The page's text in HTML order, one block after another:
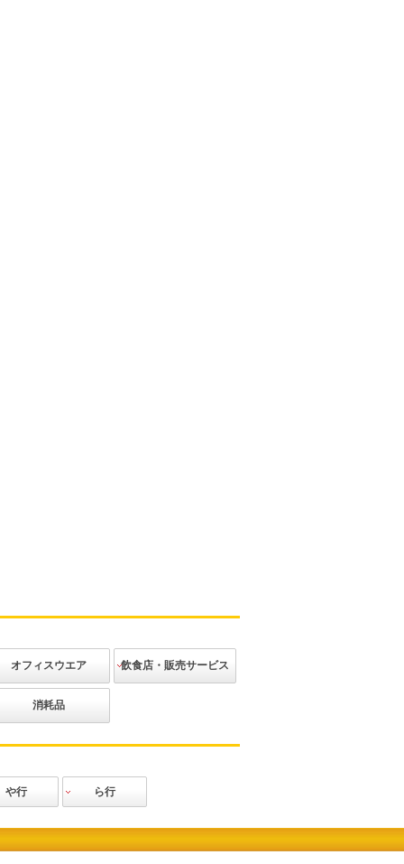
オフィスウエア
ジャケット
ブラウス
ボトムス
アクセサリー
飲食店・販売サービス
消耗品
や行 ら行